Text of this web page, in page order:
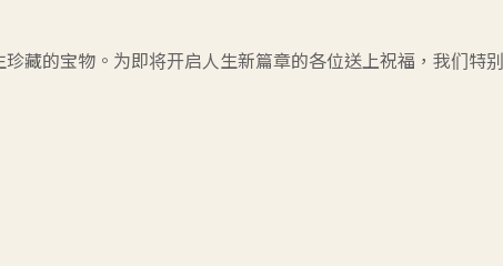
藏的宝物。为即将开启人生新篇章的各位送上祝福，我们特